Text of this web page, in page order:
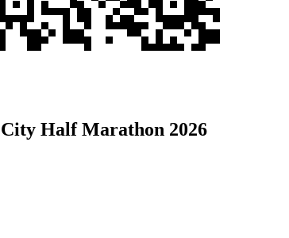
Half Marathon 2026